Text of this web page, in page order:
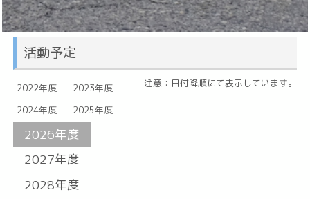
活動予定
注意：日付降順にて表示しています。
2022年度
2023年度
2024年度
2025年度
2026年度
2027年度
2028年度